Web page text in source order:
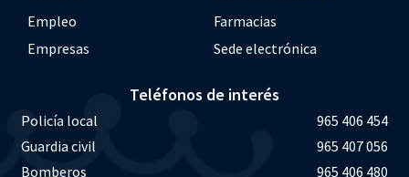
Empleo
Farmacias
Empresas
Sede electrónica
Teléfonos de interés
Policía local
965 406 454
Guardia civil
965 407 056
Bomberos
965 406 480